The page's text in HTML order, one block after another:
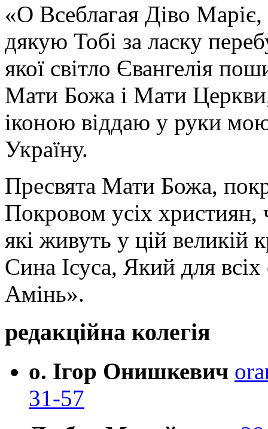
«О Всеблагая Діво
дякую Тобі за ласку
якої світло Євангелія
Мати Божа і Мати
іконою віддаю у руки
Україну.
Пресвята Мати Божа,
Покровом усіх християн,
які живуть у цій великій
Сина Ісуса, Який для
Амінь».
редакційна колегія
о. Ігор Онишкевич
31-57